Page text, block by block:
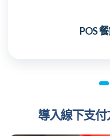
POS
導入線下支